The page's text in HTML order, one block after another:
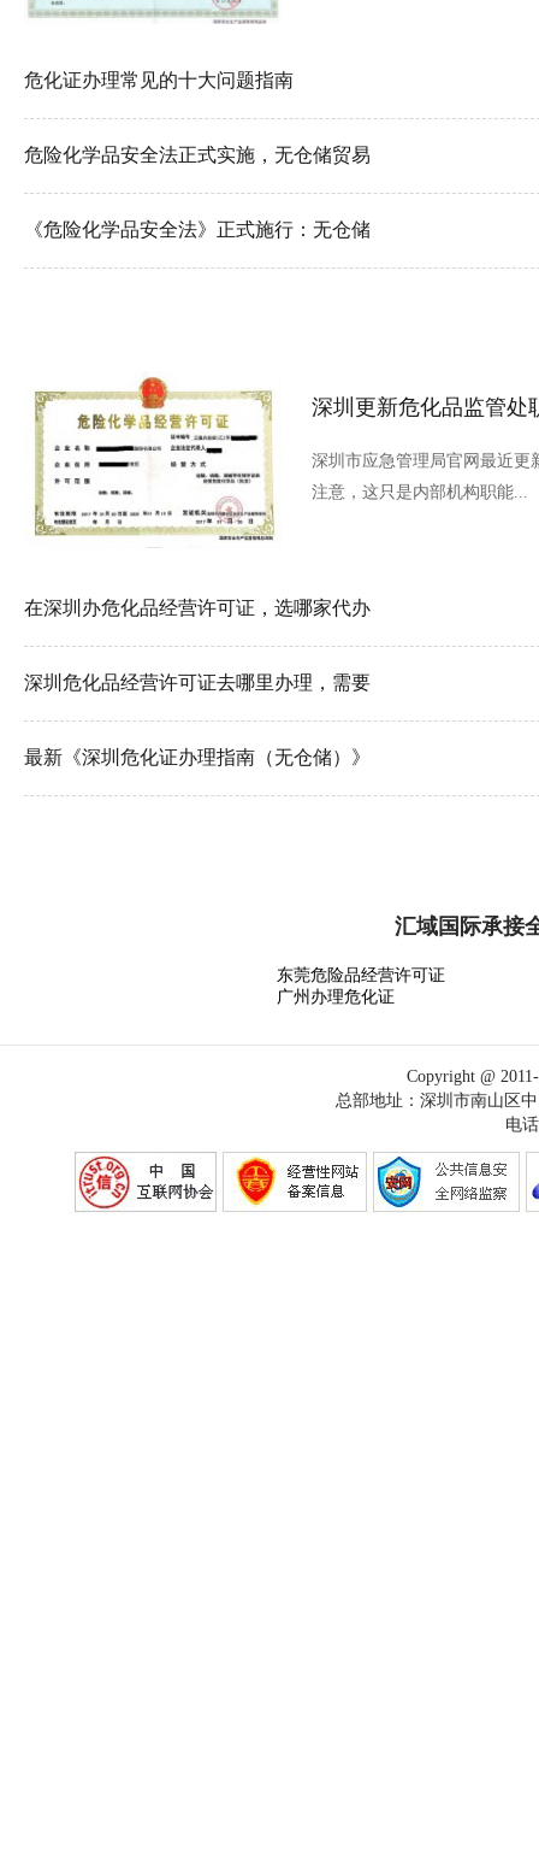
危化证办理常见的十大问题指南
危险化学品安全法正式实施，无仓储贸易
《危险化学品安全法》正式施行：无仓储
深圳更新危化品监管处
深圳市应急管理局官网最近更
注意，这只是内部机构职能...
在深圳办危化品经营许可证，选哪家代办
深圳危化品经营许可证去哪里办理，需要
最新《深圳危化证办理指南（无仓储）》
汇域国际承接
东莞危险品经营许可证
广州办理危化证
Copyright @
总部地址：深圳市南山区
电